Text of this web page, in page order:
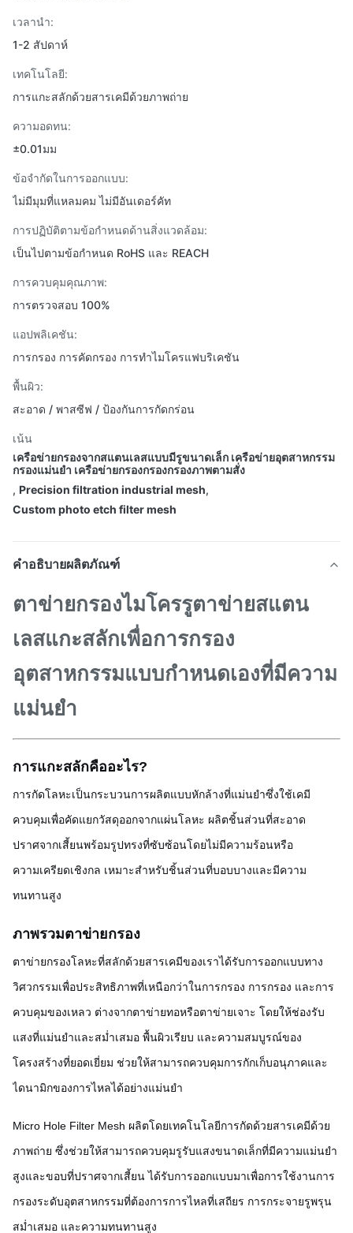
เวลานำ:
1-2 สัปดาห์
เทคโนโลยี:
การแกะสลักด้วยสารเคมีด้วยภาพถ่าย
ความอดทน:
±0.01มม
ข้อจำกัดในการออกแบบ:
ไม่มีมุมที่แหลมคม ไม่มีอันเดอร์คัท
การปฏิบัติตามข้อกำหนดด้านสิ่งแวดล้อม:
เป็นไปตามข้อกำหนด RoHS และ REACH
การควบคุมคุณภาพ:
การตรวจสอบ 100%
แอปพลิเคชัน:
การกรอง การคัดกรอง การทำไมโครแฟบริเคชัน
พื้นผิว:
สะอาด / พาสซีฟ / ป้องกันการกัดกร่อน
เน้น
เครือข่ายกรองจากสแตนเลสแบบมีรูขนาดเล็ก เครือข่ายอุตสาหกรรม
กรองแม่นยํา เครือข่ายกรองกรองกรองภาพตามสั่ง
, Precision filtration industrial mesh,
Custom photo etch filter mesh
คำอธิบายผลิตภัณฑ์
ตาข่ายกรองไมโครรูตาข่ายสแตน
เลสแกะสลักเพื่อการกรอง
อุตสาหกรรมแบบกำหนดเองที่มีความ
แม่นยำ
การแกะสลักคืออะไร?
การกัดโลหะเป็นกระบวนการผลิตแบบหักล้างที่แม่นยำซึ่งใช้เคมี
ควบคุมเพื่อคัดแยกวัสดุออกจากแผ่นโลหะ ผลิตชิ้นส่วนที่สะอาด
ปราศจากเสี้ยนพร้อมรูปทรงที่ซับซ้อนโดยไม่มีความร้อนหรือ
ความเครียดเชิงกล เหมาะสำหรับชิ้นส่วนที่บอบบางและมีความ
ทนทานสูง
ภาพรวมตาข่ายกรอง
ตาข่ายกรองโลหะที่สลักด้วยสารเคมีของเราได้รับการออกแบบทาง
วิศวกรรมเพื่อประสิทธิภาพที่เหนือกว่าในการกรอง การกรอง และการ
ควบคุมของเหลว ต่างจากตาข่ายทอหรือตาข่ายเจาะ โดยให้ช่องรับ
แสงที่แม่นยำและสม่ำเสมอ พื้นผิวเรียบ และความสมบูรณ์ของ
โครงสร้างที่ยอดเยี่ยม ช่วยให้สามารถควบคุมการกักเก็บอนุภาคและ
ไดนามิกของการไหลได้อย่างแม่นยำ
Micro Hole Filter Mesh ผลิตโดยเทคโนโลยีการกัดด้วยสารเคมีด้วย
ภาพถ่าย ซึ่งช่วยให้สามารถควบคุมรูรับแสงขนาดเล็กที่มีความแม่นยำ
สูงและขอบที่ปราศจากเสี้ยน ได้รับการออกแบบมาเพื่อการใช้งานการ
กรองระดับอุตสาหกรรมที่ต้องการการไหลที่เสถียร การกระจายรูพรุน
สม่ำเสมอ และความทนทานสูง